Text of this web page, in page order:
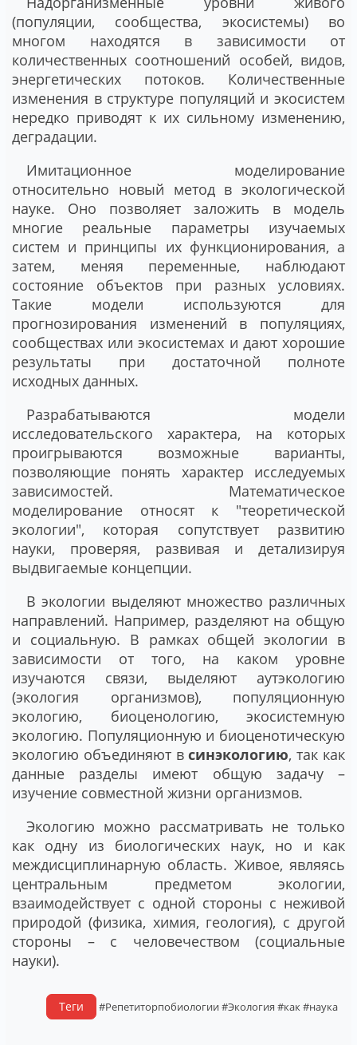
(популяции, сообщества, экосистемы) во
многом находятся в зависимости от
количественных соотношений особей, видов,
энергетических потоков. Количественные
изменения в структуре популяций и экосистем
нередко приводят к их сильному изменению,
деградации.
Имитационное моделирование
относительно новый метод в экологической
науке. Оно позволяет заложить в модель
многие реальные параметры изучаемых
систем и принципы их функционирования, а
затем, меняя переменные, наблюдают
состояние объектов при разных условиях.
Такие модели используются для
прогнозирования изменений в популяциях,
сообществах или экосистемах и дают хорошие
результаты при достаточной полноте
исходных данных.
Разрабатываются модели
исследовательского характера, на которых
проигрываются возможные варианты,
позволяющие понять характер исследуемых
зависимостей. Математическое
моделирование относят к "теоретической
экологии", которая сопутствует развитию
науки, проверяя, развивая и детализируя
выдвигаемые концепции.
В экологии выделяют множество различных
направлений. Например, разделяют на общую
и социальную. В рамках общей экологии в
зависимости от того, на каком уровне
изучаются связи, выделяют аутэкологию
(экология организмов), популяционную
экологию, биоценологию, экосистемную
экологию. Популяционную и биоценотическую
экологию объединяют всинэкологию, так как
данные разделы имеют общую задачу –
изучение совместной жизни организмов.
Экологию можно рассматривать не только
как одну из биологических наук, но и как
междисциплинарную область. Живое, являясь
центральным предметом экологии,
взаимодействует с одной стороны с неживой
природой (физика, химия, геология), с другой
стороны – с человечеством (социальные
науки).
Теги #Репетиторпобиологии#Экология #как#наука